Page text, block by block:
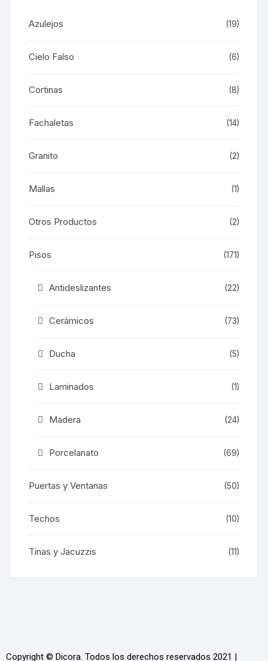
Azulejos (19)
Cielo Falso (6)
Cortinas (8)
Fachaletas (14)
Granito (2)
Mallas (1)
Otros Productos (2)
Pisos (171)
Antideslizantes (22)
Cerámicos (73)
Ducha (5)
Laminados (1)
Madera (24)
Porcelanato (69)
Puertas y Ventanas (50)
Techos (10)
Tinas y Jacuzzis (11)
Copyright © Dicora. Todos los derechos reservados 2021 |